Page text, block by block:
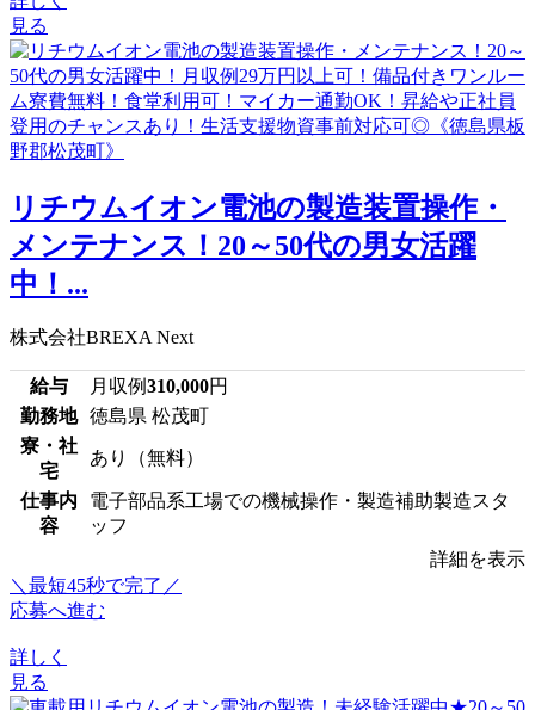
見る
リチウムイオン電池の製造装置操作・
メンテナンス！20～50代の男女活躍
中！...
株式会社BREXA Next
給与 月収例310,000円
勤務地 徳島県 松茂町
寮・社
宅
あり（無料）
仕事内
容
電子部品系工場での機械操作・製造補助製造スタ
ッフ
詳細を表示
＼最短45秒で完了／
応募へ進む
詳しく
見る